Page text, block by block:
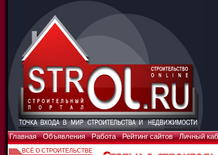
Главная Объявления Работа Рейтинг сайтов Личный
ВСЁ О СТРОИТЕЛЬСТВЕ